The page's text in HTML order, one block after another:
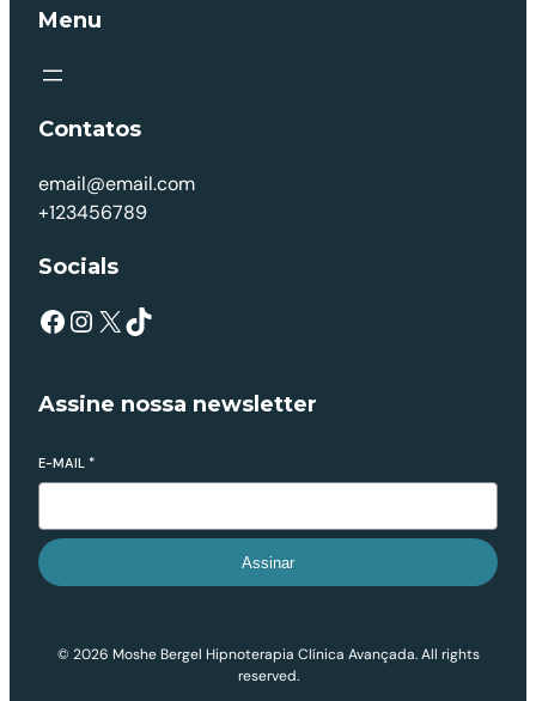
Menu
Contatos
email@email.com
+123456789
Socials
Assine nossa newsletter
E-MAIL *
Assinar
© 2026 Moshe Bergel Hipnoterapia Clínica Avançada. All rights
reserved.